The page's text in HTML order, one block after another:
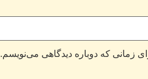
زمانی که دوباره دیدگاهی می‌نویسم.